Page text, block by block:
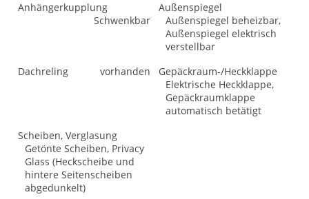
Anhängerkupplung
Schwenkbar
Außenspiegel
Außenspiegel beheizbar,
Außenspiegel elektrisch
verstellbar
Dachreling
vorhanden
Gepäckraum-/Heckklappe
Elektrische Heckklappe,
Gepäckraumklappe
automatisch betätigt
Scheiben, Verglasung
Getönte Scheiben, Privacy
Glass (Heckscheibe und
hintere Seitenscheiben
abgedunkelt)